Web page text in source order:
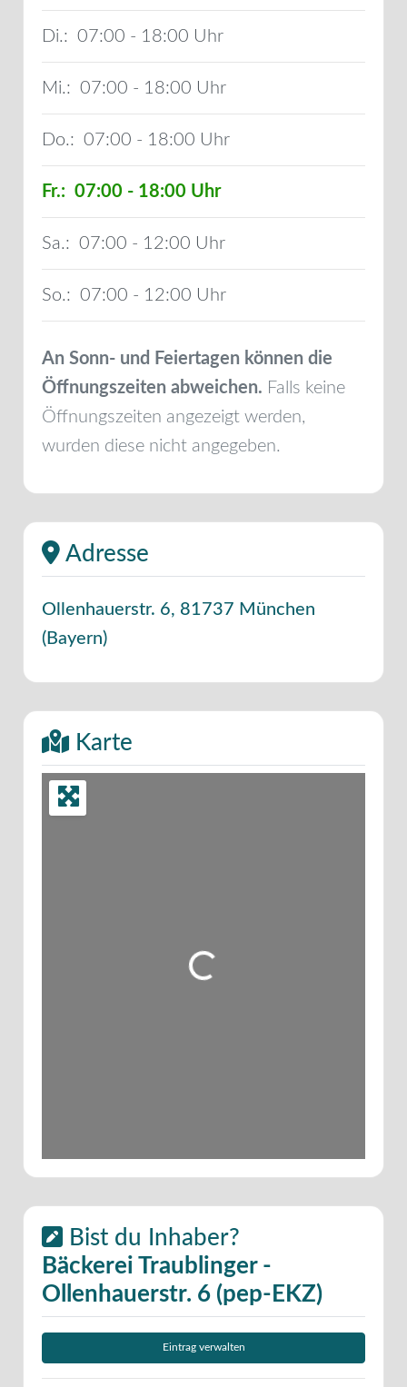
Di.: 07:00 - 18:00
Mi.: 07:00 - 18:00
Do.: 07:00 - 18:00
Fr.: 07:00 - 18:00
Sa.: 07:00 - 12:00
So.: 07:00 - 12:00
An Sonn- und Feiertagen können die
Öffnungszeiten abweichen. Falls keine
Öffnungszeiten angezeigt werden,
wurden diese nicht angegeben.
Adresse
Ollenhauerstr. 6, 81737 München
(Bayern)
Karte
Wird geladen …
Bist du Inhaber?
Bäckerei Traublinger -
Ollenhauerstr. 6 (pep-EKZ)
Eintrag verwalten